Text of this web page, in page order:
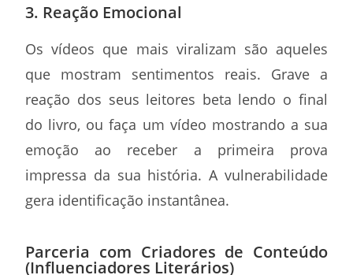
3. Reação Emocional
Os vídeos que mais viralizam são aqueles
que mostram sentimentos reais. Grave a
reação dos seus leitores beta lendo o final
do livro, ou faça um vídeo mostrando a sua
emoção ao receber a primeira prova
impressa da sua história. A vulnerabilidade
gera identificação instantânea.
Parceria com Criadores de Conteúdo
(Influenciadores Literários)